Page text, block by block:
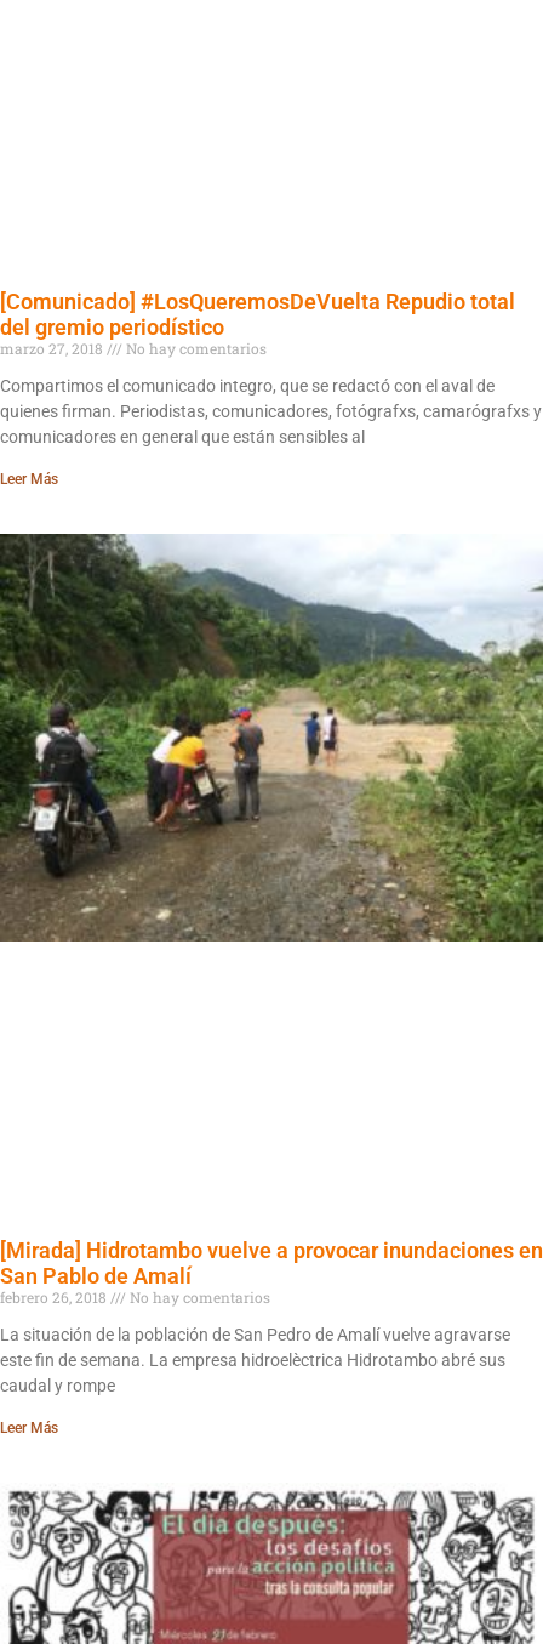
[Comunicado] #LosQueremosDeVuelta Repudio total
del gremio periodístico
marzo 27, 2018
No hay comentarios
Compartimos el comunicado integro, que se redactó con el aval de
quienes firman. Periodistas, comunicadores, fotógrafxs, camarógrafxs y
comunicadores en general que están sensibles al
Leer Más
[Mirada] Hidrotambo vuelve a provocar inundaciones en
San Pablo de Amalí
febrero 26, 2018
No hay comentarios
La situación de la población de San Pedro de Amalí vuelve agravarse
este fin de semana. La empresa hidroelèctrica Hidrotambo abré sus
caudal y rompe
Leer Más